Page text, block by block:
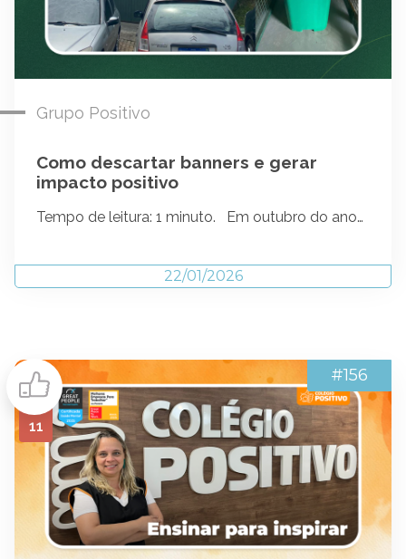
Grupo Positivo
Como descartar banners e gerar
impacto positivo
Tempo de leitura: 1 minuto. Em outubro do ano…
22/01/2026
11
#156